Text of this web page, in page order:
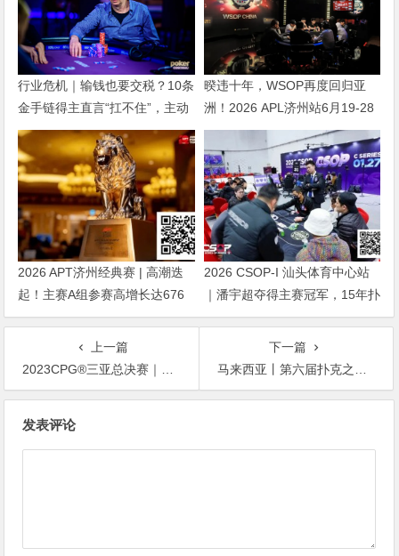
行业危机｜输钱也要交税？10条
金手链得主直言“扛不住”，主动
砍掉四分之三比赛
暌违十年，WSOP再度回归亚
洲！2026 APL济州站6月19-28
日盛大登场！
2026 APT济州经典赛 | 高潮迭
起！主赛A组参赛高增长达676
人次！中国选手 Tony Lin 逆袭
夺超级豪客赛冠军！
2026 CSOP-I 汕头体育中心站
｜潘宇超夺得主赛冠军，15年扑
克路，圆梦CSOP！
上一篇
2023CPG®三亚总决赛｜459人奖励圈大门敞开，左奇、李亮成泡沫平分奖励，陈平182.5万记分牌领跑226人晋级
下一篇
马来西亚丨第六届扑克之梦屡破纪录圆满结束，第七届越南站9月29日开启
发表评论